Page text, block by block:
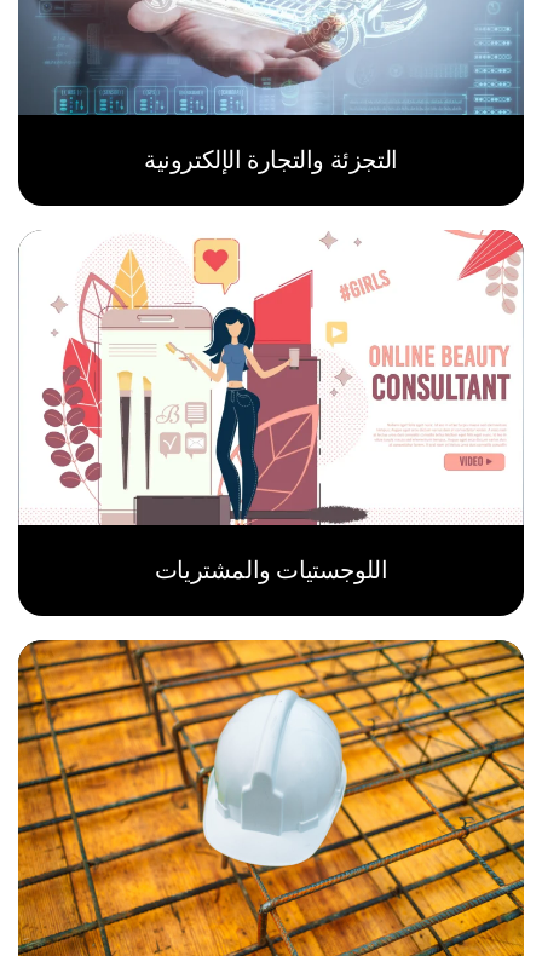
التجزئة والتجارة الإلكترونية
اللوجستيات والمشتريات